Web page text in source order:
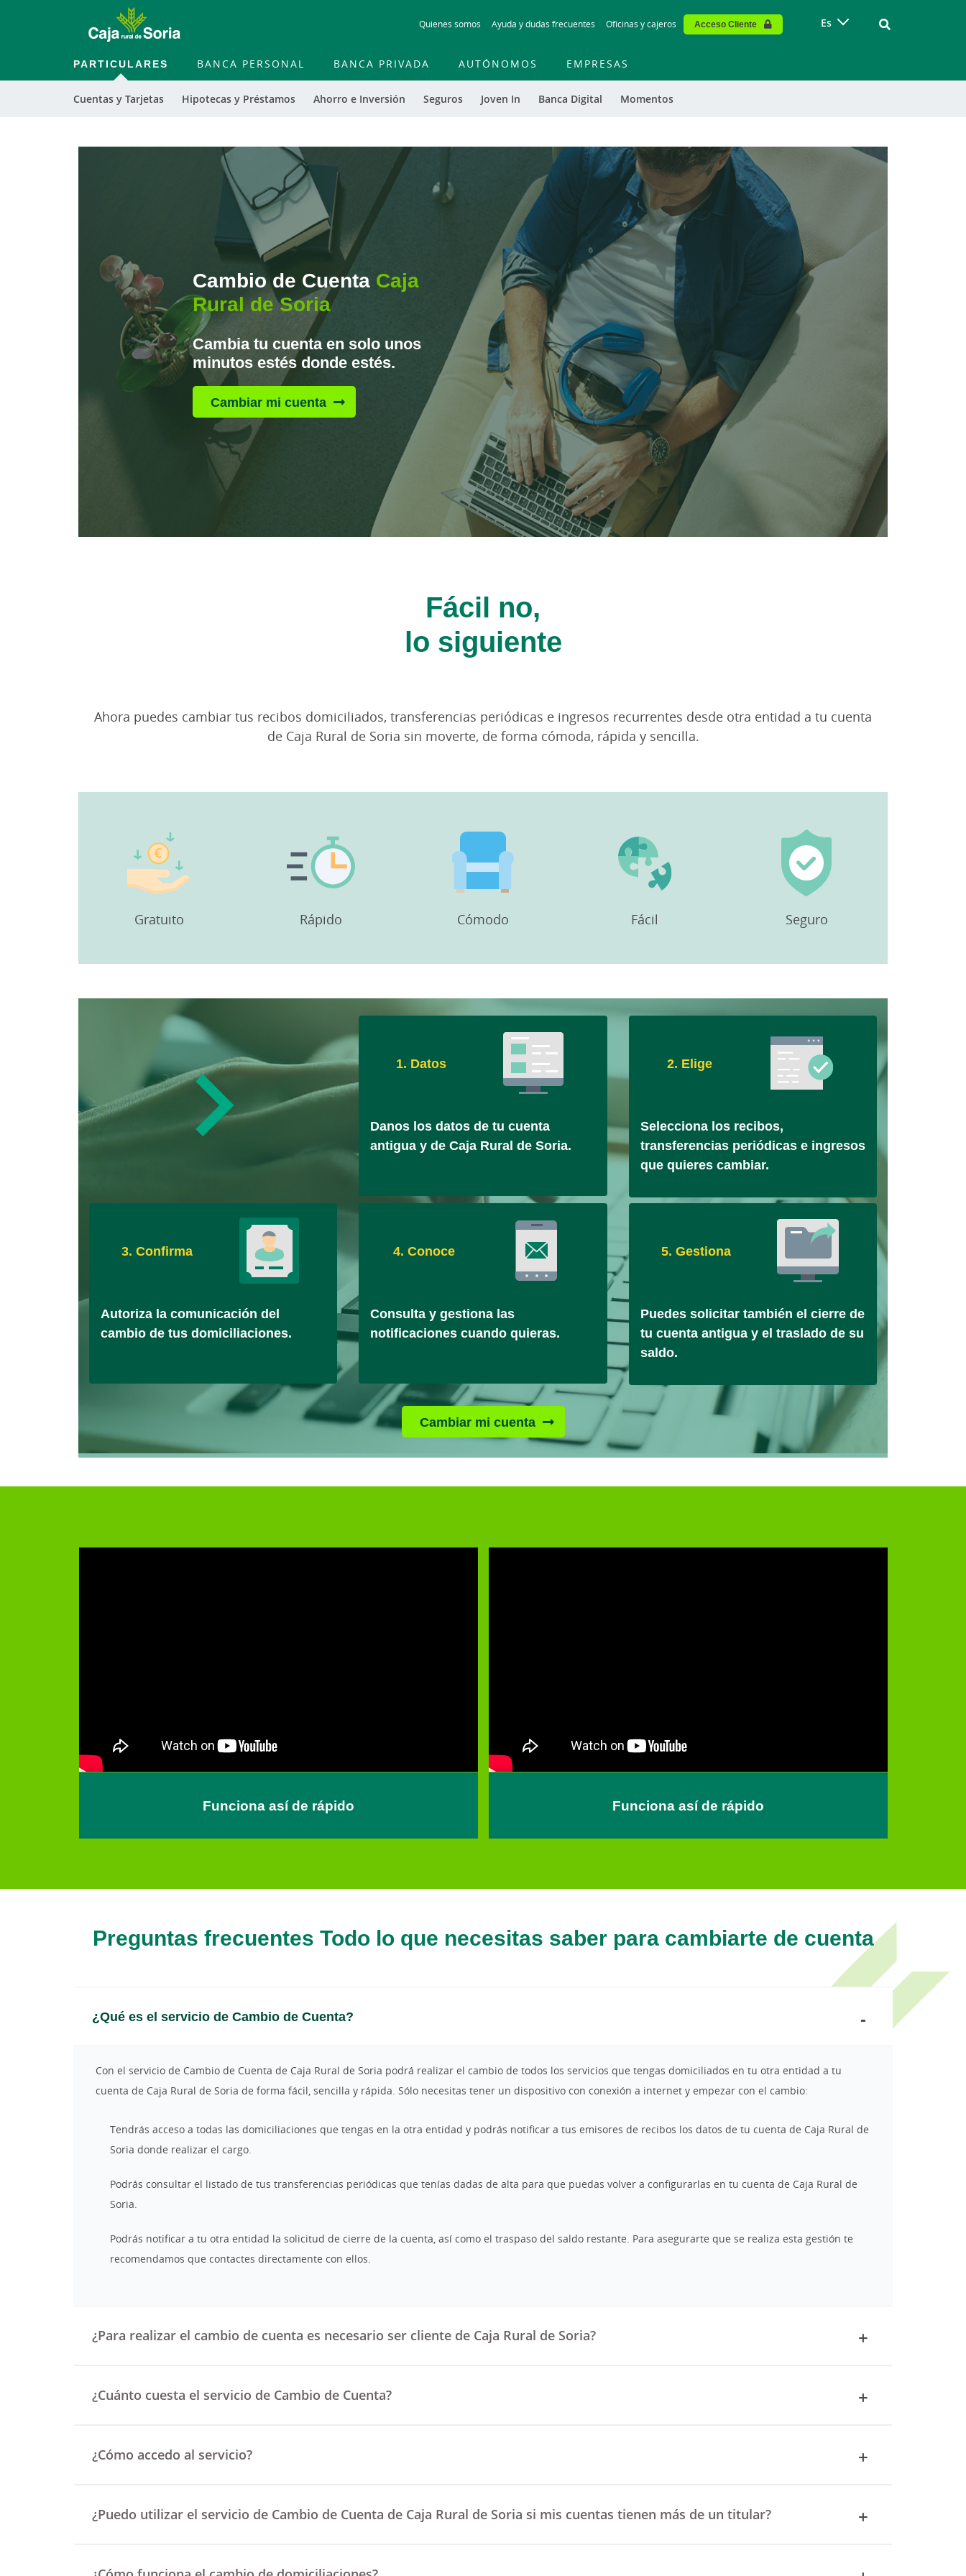
to
contentt
Quienes somos Ayuda y dudas frecuentes Oficinas y cajeros Acceso Cliente Es Vinculo -
PARTICULARES
Cuentas y Tarjetas Hipotecas y Préstamos Ahorro e Inversión Seguros Joven In Banca Digital Momentos
BANCA PERSONAL BANCA PRIVADA AUTÓNOMOS EMPRESAS
Cambio de Cuenta Caja
Rural de Soria
Cambia tu cuenta en solo unos
minutos estés donde estés.
Cambiar mi cuenta
Fácil no,
lo siguiente
Ahora puedes cambiar tus recibos domiciliados, transferencias periódicas e ingresos recurrentes desde otra entidad a tu cuenta
de Caja Rural de Soria sin moverte, de forma cómoda, rápida y sencilla.
Gratuito Rápido Cómodo Fácil Seguro
1. Datos
Danos los datos de tu cuenta
antigua y de Caja Rural de Soria.
2. Elige
Selecciona los recibos,
transferencias periódicas e ingresos
que quieres cambiar.
3. Confirma
Autoriza la comunicación del
cambio de tus domiciliaciones.
4. Conoce
Consulta y gestiona las
notificaciones cuando quieras.
5. Gestiona
Puedes solicitar también el cierre de
tu cuenta antigua y el traslado de su
saldo.
Cambiar mi cuenta
Funciona así de rápido Funciona así de rápido
Preguntas frecuentes Todo lo que necesitas saber para cambiarte de cuenta
¿Qué es el servicio de Cambio de Cuenta?
Con el servicio de Cambio de Cuenta de Caja Rural de Soria podrá realizar el cambio de todos los servicios que tengas domiciliados en tu otra entidad a tu
cuenta de Caja Rural de Soria de forma fácil, sencilla y rápida. Sólo necesitas tener un dispositivo con conexión a internet y empezar con el cambio:
Tendrás acceso a todas las domiciliaciones que tengas en la otra entidad y podrás notificar a tus emisores de recibos los datos de tu cuenta de Caja Rural de
Soria donde realizar el cargo.
Podrás consultar el listado de tus transferencias periódicas que tenías dadas de alta para que puedas volver a configurarlas en tu cuenta de Caja Rural de
Soria.
Podrás notificar a tu otra entidad la solicitud de cierre de la cuenta, así como el traspaso del saldo restante. Para asegurarte que se realiza esta gestión te
recomendamos que contactes directamente con ellos.
¿Para realizar el cambio de cuenta es necesario ser cliente de Caja Rural de Soria?
¿Cuánto cuesta el servicio de Cambio de Cuenta?
¿Cómo accedo al servicio?
¿Puedo utilizar el servicio de Cambio de Cuenta de Caja Rural de Soria si mis cuentas tienen más de un titular?